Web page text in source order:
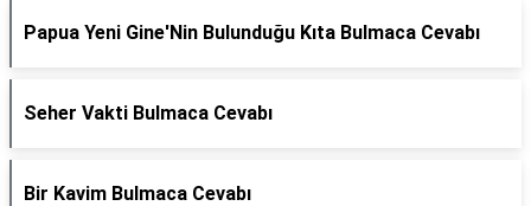
Papua Yeni Gine'Nin Bulunduğu Kıta Bulmaca Cevabı
Seher Vakti Bulmaca Cevabı
Bir Kavim Bulmaca Cevabı